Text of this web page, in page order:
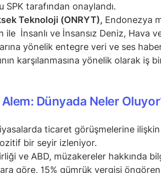
SPK tarafından onaylandı.
Teknoloji (ONRYT), Endonezya
ile İnsanlı ve İnsansız Deniz, Hava
yönelik entegre veri ve ses
karşılanmasına yönelik olarak iş
Dünyada Neler
ticaret görüşmelerine
bir seyir izleniyor.
ve ABD, müzakereler hakkında
göre, 15% gümrük vergisi